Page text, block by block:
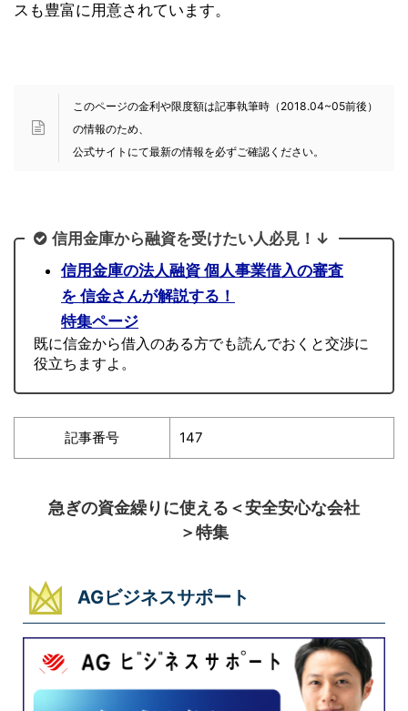
スも豊富に用意されています。
このページの金利や限度額は記事執筆時（2018.04~05前後）
の情報のため、
公式サイトにて最新の情報を必ずご確認ください。
信用金庫から融資を受けたい人必見！↓
信用金庫の法人融資 個人事業借入の審査
を 信金さんが解説する！
特集ページ
既に信金から借入のある方でも読んでおくと交渉に
役立ちますよ。
記事番号 147
急ぎの資金繰りに使える＜安全安心な会社
＞特集
AGビジネスサポート